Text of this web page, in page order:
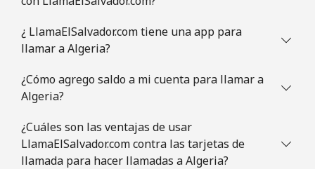
Celular ⁦4.5c⁩ 222 min por ⁦$10⁩
Línea fija
Celular
¿ LlamaElSalvador.com tiene una app para
llamar a Algeria?
¿Cómo agrego saldo a mi cuenta para llamar a
Algeria?
¿Cuáles son las ventajas de usar
LlamaElSalvador.com contra las tarjetas de
llamada para hacer llamadas a Algeria?